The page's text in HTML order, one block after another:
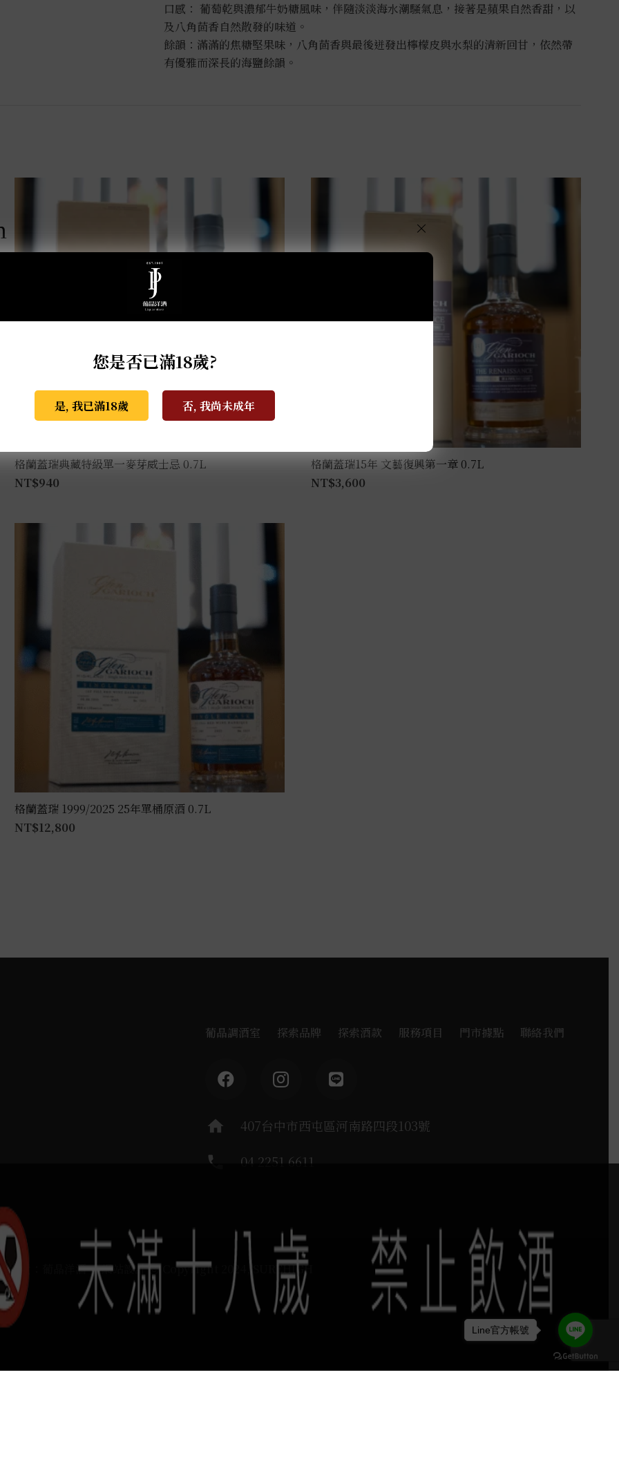
口感： 葡萄乾與濃郁牛奶糖風味，伴隨淡淡海水潮騷氣息，接著是蘋果自然香甜，以
及八角茴香自然散發的味道。
餘韻：滿滿的焦糖堅果味，八角茴香與最後迸發出檸檬皮與水梨的清新回甘，依然帶
有優雅而深長的海鹽餘韻。
格蘭蓋瑞典藏特級單一麥芽威士忌 0.7L
NT$940
格蘭蓋瑞15年 文藝復興第一章 0.7L
NT$3,600
格蘭蓋瑞 1999/2025 25年單桶原酒 0.7L
NT$12,800
葡晶調酒室 探索品牌 探索酒款 服務項目 門市據點 聯絡我們
home 407台中市西屯區河南路四段103號
phone 04 2251 6611
負責：葡晶洋酒 / 網站設計 Ⓒ Copyright 2024, SUREHIGH
您是否已滿18歲?
是, 我已滿18歲 否, 我尚未成年
×
Line官方帳號